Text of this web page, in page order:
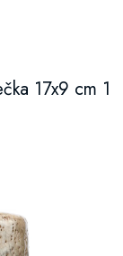
17x9 cm 1